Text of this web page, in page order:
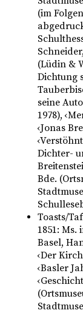
(im
(Lüdin &
Dichtung
seine
1978),
‹Jonas
Dichter-
Bde.
Toasts/
1851:
Basel,
‹Der
‹Basler
Senden